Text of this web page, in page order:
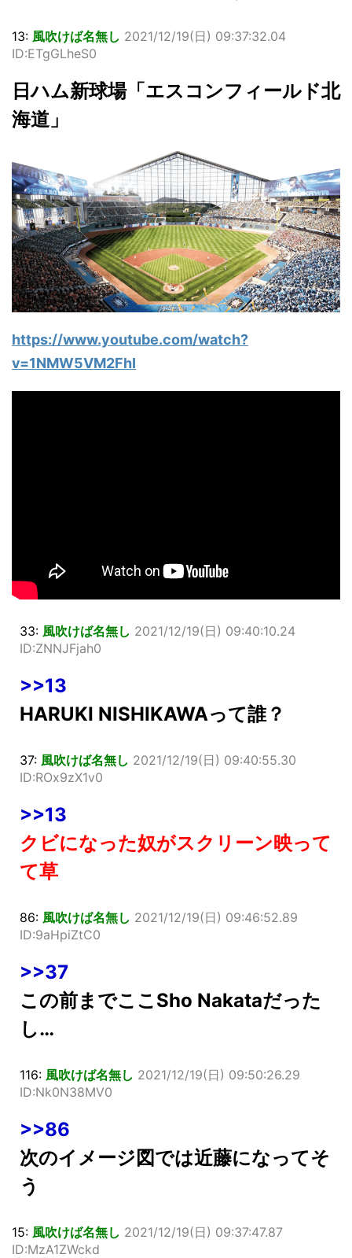
13: 風吹けば名無し 2021/12/19(日) 09:37:32.04
ID:ETgGLheS0
日ハム新球場「エスコンフィールド北
海道」
https://www.youtube.com/watch?
v=1NMW5VM2FhI
33: 風吹けば名無し 2021/12/19(日) 09:40:10.24
ID:ZNNJFjah0
>>13
HARUKI NISHIKAWAって誰？
37: 風吹けば名無し 2021/12/19(日) 09:40:55.30
ID:ROx9zX1v0
>>13
クビになった奴がスクリーン映って
て草
86: 風吹けば名無し 2021/12/19(日) 09:46:52.89
ID:9aHpiZtC0
>>37
この前までここSho Nakataだった
し…
116: 風吹けば名無し 2021/12/19(日) 09:50:26.29
ID:Nk0N38MV0
>>86
次のイメージ図では近藤になってそ
う
15: 風吹けば名無し 2021/12/19(日) 09:37:47.87
ID:MzA1ZWckd